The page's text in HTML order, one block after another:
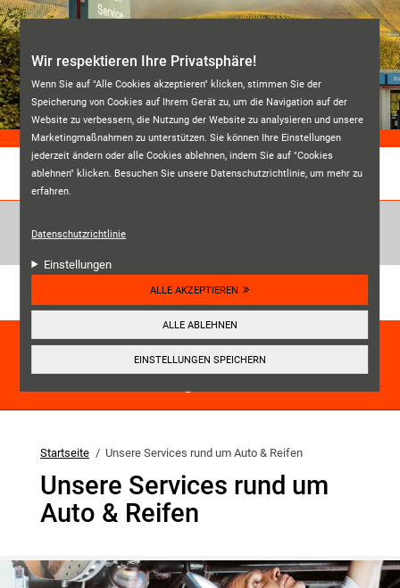
Wir respektieren Ihre Privatsphäre!
Wenn Sie auf "Alle Cookies akzeptieren" klicken, stimmen Sie der
Speicherung von Cookies auf Ihrem Gerät zu, um die Navigation auf der
Website zu verbessern, die Nutzung der Website zu analysieren und unsere
Marketingmaßnahmen zu unterstützen. Sie können Ihre Einstellungen
jederzeit ändern oder alle Cookies ablehnen, indem Sie auf "Cookies
ablehnen" klicken. Besuchen Sie unsere Datenschutzrichtlinie, um mehr zu
erfahren.
Datenschutzrichtlinie
Einstellungen
ALLE AKZEPTIEREN
ALLE ABLEHNEN
EINSTELLUNGEN SPEICHERN
Direkt zum Inhalt
REIFENDIENST BERNKASTEL
Unsere Kundenbewertungen:
HIER ANSEHEN
☰
Startseite Unsere Services rund um Auto & Reifen
Unsere Services rund um
Auto & Reifen